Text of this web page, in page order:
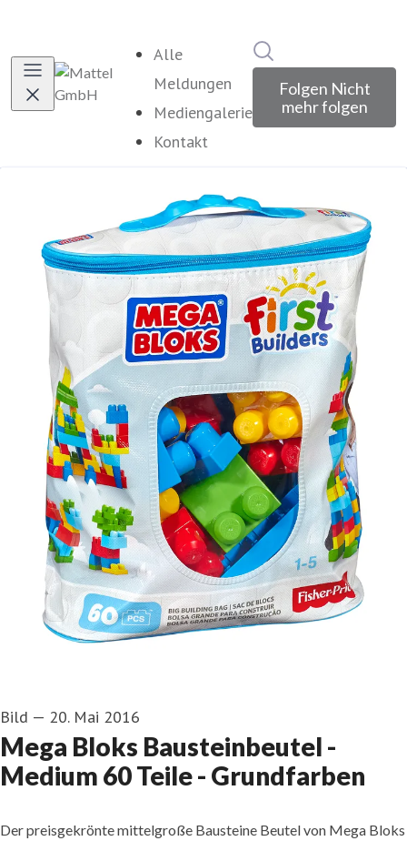
Alle
Meldungen
Mediengalerie
Kontakt
Folgen Nicht
mehr folgen
Bild — 20. Mai 2016
Mega Bloks Bausteinbeutel -
Medium 60 Teile - Grundfarben
Der preisgekrönte mittelgroße Bausteine Beutel von Mega Bloks